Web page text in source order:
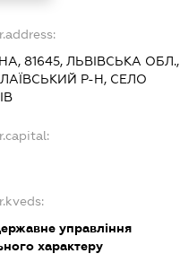
81645, ЛЬВІВСЬКА ОБЛ.,
Р-Н, СЕЛО
управління
характеру